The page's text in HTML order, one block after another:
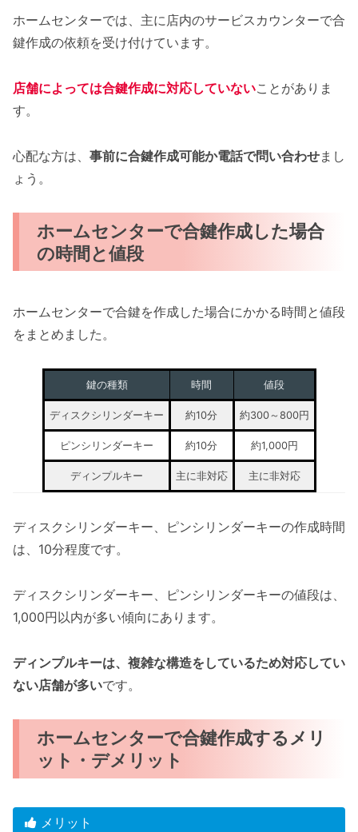
ホームセンターでは、主に店内のサービスカウンターで合
鍵作成の依頼を受け付けています。
店舗によっては合鍵作成に対応していないことがありま
す。
心配な方は、 事前に合鍵作成可能か電話で問い合わせまし
ょう。
ホームセンターで合鍵作成した場合
の時間と値段
ホームセンターで合鍵を作成した場合にかかる時間と値段
をまとめました。
鍵の種類 時間 値段
ディスクシリンダーキー 約10分 約300～800円
ピンシリンダーキー 約10分 約1,000円
ディンプルキー 主に非対応 主に非対応
ディスクシリンダーキー、ピンシリンダーキーの作成時間
は、10分程度です。
ディスクシリンダーキー、ピンシリンダーキーの値段は、
1,000円以内が多い傾向にあります。
ディンプルキーは、複雑な構造をしているため対応してい
ない店舗が多いです。
ホームセンターで合鍵作成するメリ
ット・デメリット
メリット